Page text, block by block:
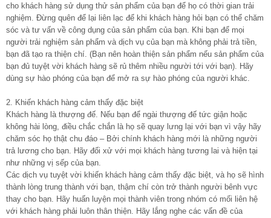
cho khách hàng sử dụng thử sản phẩm của bạn để họ có thời gian trải
nghiệm. Đừng quên để lại liên lạc để khi khách hàng hỏi bạn có thể chăm
sóc và tư vấn về công dụng của sản phẩm của bạn. Khi bạn để mọi
người trải nghiệm sản phẩm và dịch vụ của bạn mà không phải trả tiền,
bạn đã tạo ra thiện chí. (Bạn nên hoàn thiện sản phẩm nếu sản phẩm của
bạn đủ tuyệt vời khách hàng sẽ rủ thêm nhiều người tới với bạn). Hãy
dùng sự hào phóng của bạn để mở ra sự hào phóng của người khác.
2. Khiến khách hàng cảm thấy đặc biệt
Khách hàng là thượng đế. Nếu bạn để ngài thượng đế tức giận hoặc
không hài lòng, điều chắc chắn là họ sẽ quay lưng lại với bạn vì vậy hãy
chăm sóc họ thật chu đáo – Bởi chính khách hàng mới là những người
trả lương cho bạn. Hãy đối xử với mọi khách hàng tương lai và hiện tại
như những vị sếp của bạn.
Các dịch vụ tuyệt vời khiến khách hàng cảm thấy đặc biệt, và họ sẽ hình
thành lòng trung thành với bạn, thậm chí còn trở thành người bênh vực
thay cho bạn. Hãy huấn luyện mọi thành viên trong nhóm có mối liên hệ
với khách hàng phải luôn thân thiện. Hãy lắng nghe các vấn đề của